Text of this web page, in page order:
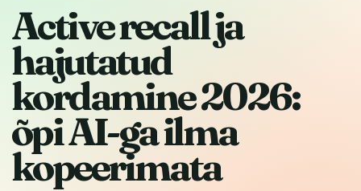
Active recall ja
hajutatud
kordamine 2026:
õpi AI-ga ilma
kopeerimata